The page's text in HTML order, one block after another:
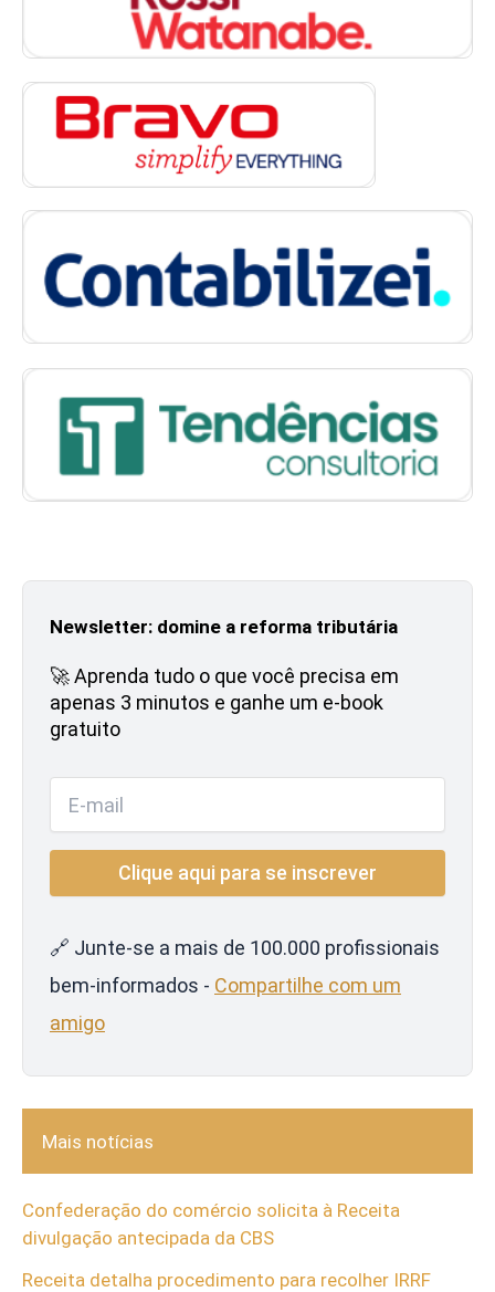
Newsletter: domine a reforma tributária
🚀 Aprenda tudo o que você precisa em
apenas 3 minutos e ganhe um e-book
gratuito
🔗 Junte-se a mais de 100.000 profissionais
bem-informados - Compartilhe com um
amigo
Mais notícias
Confederação do comércio solicita à Receita
divulgação antecipada da CBS
Receita detalha procedimento para recolher IRRF